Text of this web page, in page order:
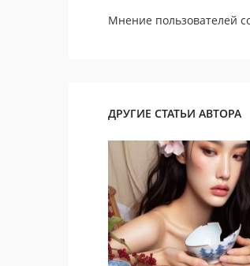
Мнение пользователей
ДРУГИЕ СТАТЬИ АВТОРА